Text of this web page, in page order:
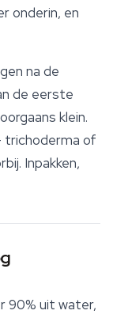
onderin, en
na de
de eerste
klein.
trichoderma of
Inpakken,
90% uit water,